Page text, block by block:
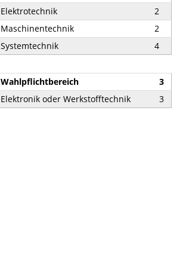
Elektrotechnik
2
Maschinentechnik
2
Systemtechnik
4
Wahlpflichtbereich
3
Elektronik oder Werkstofftechnik
3